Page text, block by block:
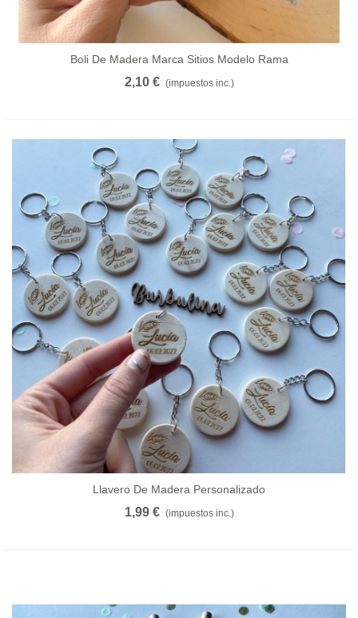
Boli De Madera Marca Sitios Modelo Rama
2,10 € (impuestos inc.)
Llavero De Madera Personalizado
1,99 € (impuestos inc.)